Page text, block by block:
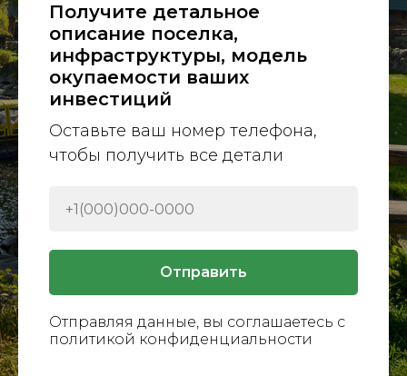
Получите детальное
описание поселка,
инфраструктуры, модель
окупаемости ваших
инвестиций
Оставьте ваш номер телефона,
чтобы получить все детали
Отправить
Отправляя данные, вы соглашаетесь с
политикой конфиденциальности